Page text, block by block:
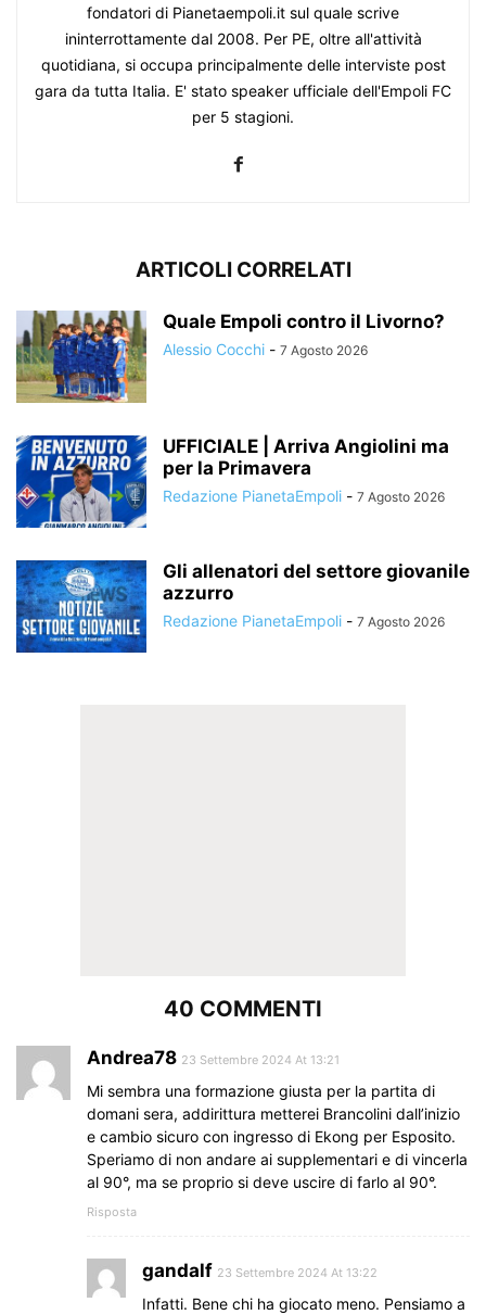
fondatori di Pianetaempoli.it sul quale scrive
ininterrottamente dal 2008. Per PE, oltre all'attività
quotidiana, si occupa principalmente delle interviste post
gara da tutta Italia. E' stato speaker ufficiale dell'Empoli FC
per 5 stagioni.
ARTICOLI CORRELATI
Quale Empoli contro il Livorno?
Alessio Cocchi - 7 Agosto 2026
UFFICIALE | Arriva Angiolini ma
per la Primavera
Redazione PianetaEmpoli - 7 Agosto 2026
Gli allenatori del settore giovanile
azzurro
Redazione PianetaEmpoli - 7 Agosto 2026
40 COMMENTI
Andrea78 23 Settembre 2024 At 13:21
Mi sembra una formazione giusta per la partita di
domani sera, addirittura metterei Brancolini dall’inizio
e cambio sicuro con ingresso di Ekong per Esposito.
Speriamo di non andare ai supplementari e di vincerla
al 90°, ma se proprio si deve uscire di farlo al 90°.
Risposta
gandalf 23 Settembre 2024 At 13:22
Infatti. Bene chi ha giocato meno. Pensiamo a